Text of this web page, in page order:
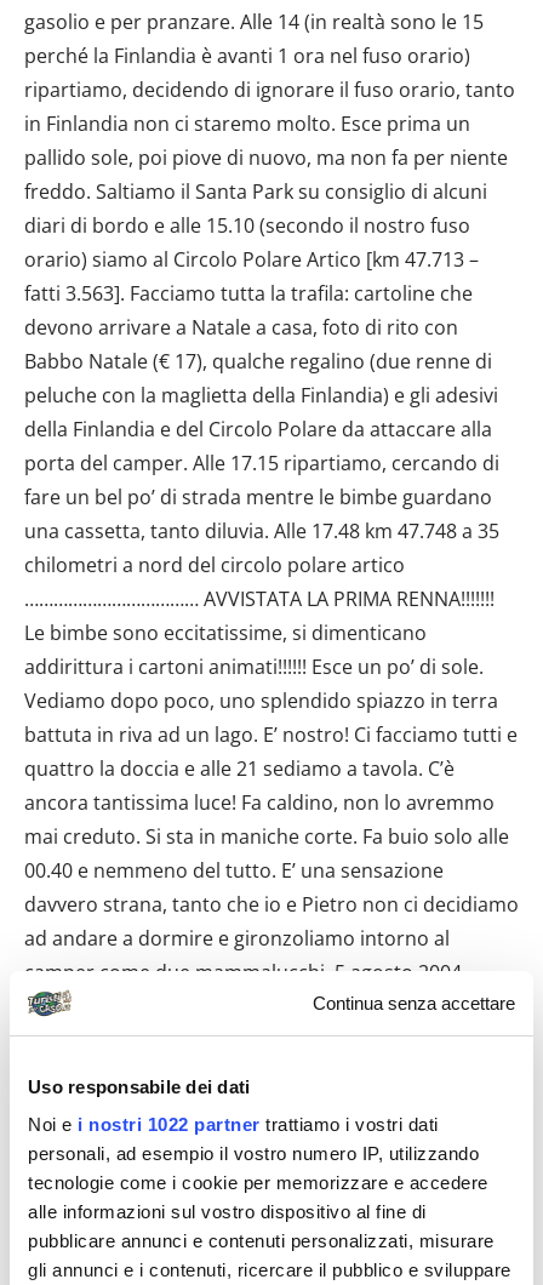
Continua senza accettare
Uso responsabile dei dati
Noi e i nostri 1022 partner trattiamo i vostri dati
personali, ad esempio il vostro numero IP, utilizzando
tecnologie come i cookie per memorizzare e accedere
alle informazioni sul vostro dispositivo al fine di
pubblicare annunci e contenuti personalizzati, misurare
gli annunci e i contenuti, ricercare il pubblico e sviluppare